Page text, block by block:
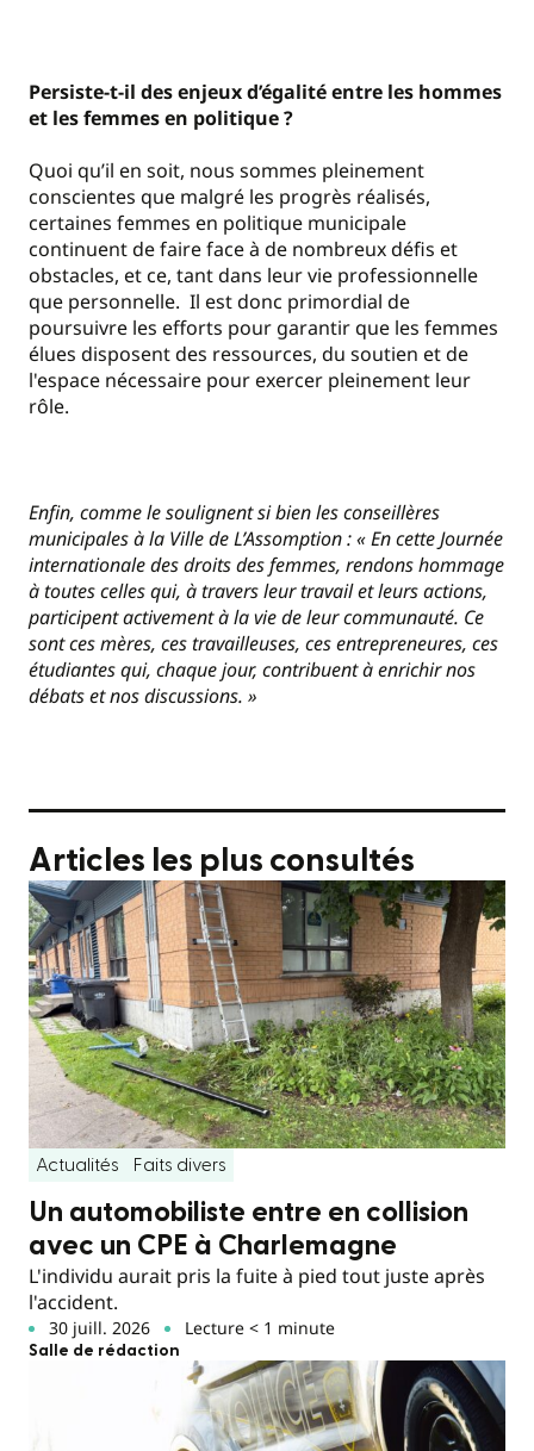
Persiste-t-il des enjeux d’égalité entre les hommes
et les femmes en politique ?
Quoi qu’il en soit, nous sommes pleinement
conscientes que malgré les progrès réalisés,
certaines femmes en politique municipale
continuent de faire face à de nombreux défis et
obstacles, et ce, tant dans leur vie professionnelle
que personnelle. Il est donc primordial de
poursuivre les efforts pour garantir que les femmes
élues disposent des ressources, du soutien et de
l'espace nécessaire pour exercer pleinement leur
rôle.
Enfin, comme le soulignent si bien les conseillères
municipales à la Ville de L’Assomption : « En cette Journée
internationale des droits des femmes, rendons hommage
à toutes celles qui, à travers leur travail et leurs actions,
participent activement à la vie de leur communauté. Ce
sont ces mères, ces travailleuses, ces entrepreneures, ces
étudiantes qui, chaque jour, contribuent à enrichir nos
débats et nos discussions. »
Articles les plus consultés
Actualités Faits divers
Un automobiliste entre en collision
avec un CPE à Charlemagne
L'individu aurait pris la fuite à pied tout juste après
l'accident.
30 juill. 2026 Lecture < 1 minute
Salle de rédaction